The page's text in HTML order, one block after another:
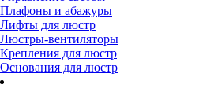
Плафоны и абажуры
Лифты для люстр
Люстры-вентиляторы
Крепления для люстр
Основания для люстр